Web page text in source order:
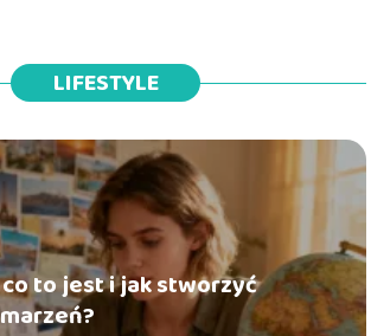
LIFESTYLE
to jest i jak stworzyć